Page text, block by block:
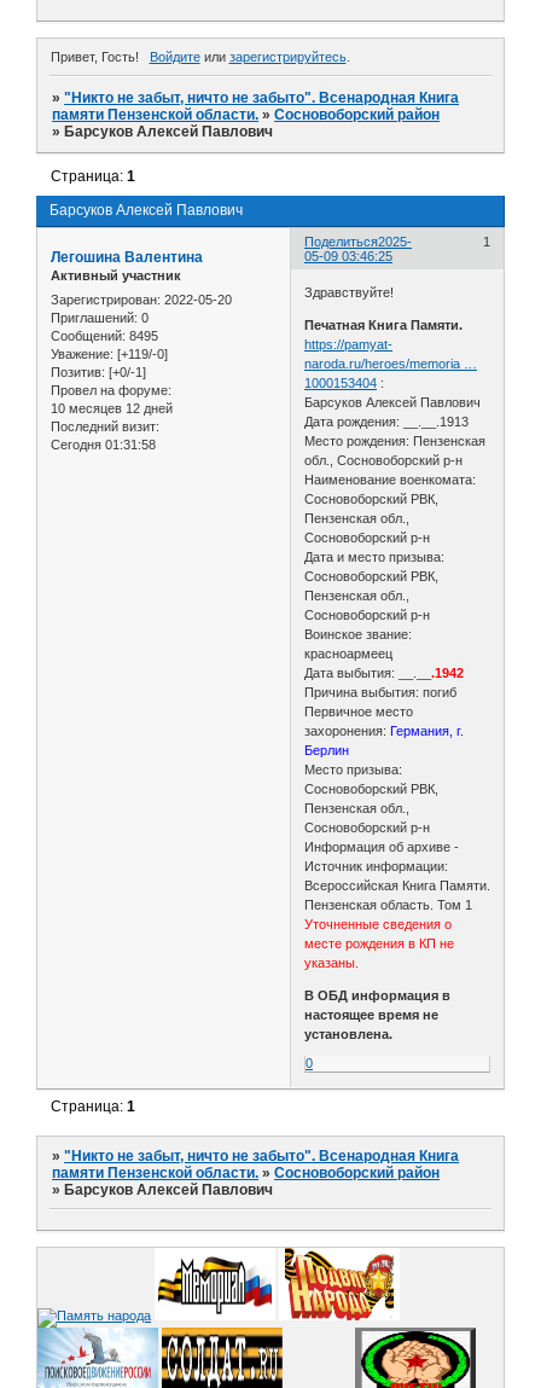
Привет, Гость! Войдитеили зарегистрируйтесь.
»"Никто не забыт, ничто не забыто". Всенародная Книга
памяти Пензенской области. »Сосновоборский район
» Барсуков Алексей Павлович
Барсуков Алексей Павлович
Страница:1
Поделиться 1
2025-
05-09 03:46:25
Легошина Валентина
Активный участник
Зарегистрирован: 2022-05-20
Приглашений: 0
Сообщений: 8495
Уважение: [+119/-0]
Позитив: [+0/-1]
Провел на форуме:
10 месяцев 12 дней
Последний визит:
Сегодня 01:31:58
Здравствуйте!
Печатная Книга Памяти.
https://pamyat-
naroda.ru/heroes/memoria …
1000153404 :
Барсуков Алексей Павлович
Дата рождения: __.__.1913
Место рождения: Пензенская
обл., Сосновоборский р-н
Наименование военкомата:
Сосновоборский РВК,
Пензенская обл.,
Сосновоборский р-н
Дата и место призыва:
Сосновоборский РВК,
Пензенская обл.,
Сосновоборский р-н
Воинское звание:
красноармеец
Дата выбытия: __.__.1942
Причина выбытия: погиб
Первичное место
захоронения: Германия, г.
Берлин
Место призыва:
Сосновоборский РВК,
Пензенская обл.,
Сосновоборский р-н
Информация об архиве -
Источник информации:
Всероссийская Книга Памяти.
Пензенская область. Том 1
Уточненные сведения о
месте рождения в КП не
указаны.
В ОБД информация в
настоящее время не
установлена.
0
Страница:1
»"Никто не забыт, ничто не забыто". Всенародная Книга
памяти Пензенской области. »Сосновоборский район
» Барсуков Алексей Павлович